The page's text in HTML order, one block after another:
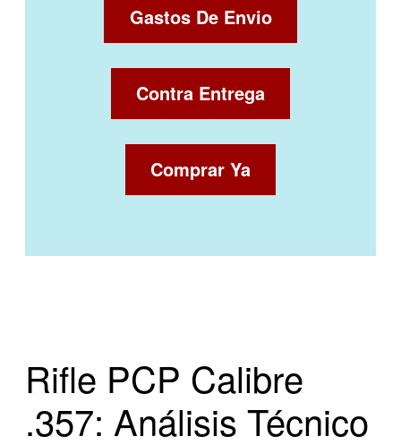
Gastos De Envio
Contra Entrega
Comprar Ya
Rifle PCP Calibre
.357: Análisis Técnico